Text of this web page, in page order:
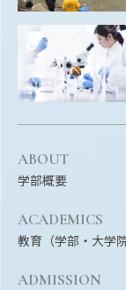
ABOUT
学部概要
ACADEMICS
教育（学部・大学院
ADMISSION